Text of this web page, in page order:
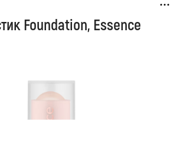
Foundation, Essence